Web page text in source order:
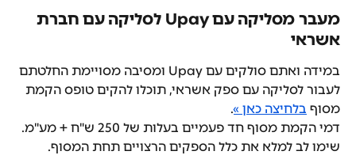
מעבר מסליקה עם Upay לסליקה עם חברת
אשראי
במידה ואתם סולקים עם Upay ומסיבה מסויימת החלטתם
לעבור לסליקה עם ספק אשראי, תוכלו להקים טופס הקמת
מסוף בלחיצה כאן ».
דמי הקמת מסוף חד פעמיים בעלות של 250 ש"ח + מע"מ.
שימו לב למלא את כלל הספקים הרצויים תחת המסוף.